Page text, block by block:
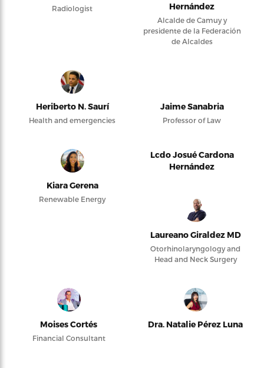
Radiologist
Hernández
Alcalde de Camuy y
presidente de la Federación
de Alcaldes
Heriberto N. Saurí
Health and emergencies
Jaime Sanabria
Professor of Law
Kiara Gerena
Renewable Energy
Lcdo Josué Cardona
Hernández
Laureano Giraldez MD
Otorhinolaryngology and
Head and Neck Surgery
Moises Cortés
Financial Consultant
Dra. Natalie Pérez Luna